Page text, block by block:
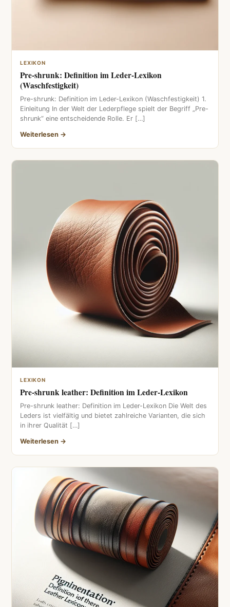
LEXIKON
Pre-shrunk: Definition im Leder-Lexikon
(Waschfestigkeit)
Pre-shrunk: Definition im Leder-Lexikon (Waschfestigkeit) 1.
Einleitung In der Welt der Lederpflege spielt der Begriff „Pre-
shrunk“ eine entscheidende Rolle. Er […]
Weiterlesen →
LEXIKON
Pre-shrunk leather: Definition im Leder-Lexikon
Pre-shrunk leather: Definition im Leder-Lexikon Die Welt des
Leders ist vielfältig und bietet zahlreiche Varianten, die sich
in ihrer Qualität […]
Weiterlesen →